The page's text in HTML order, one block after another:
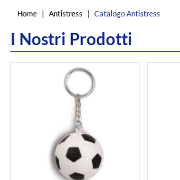
Home | Antistress | Catalogo Antistress
I Nostri Prodotti